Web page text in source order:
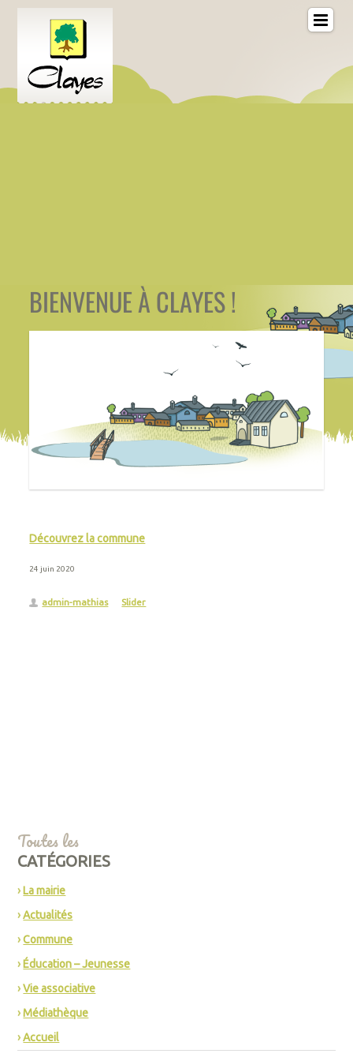
BIENVENUE À CLAYES !
Découvrez la commune
24 juin 2020
admin-mathias Slider
Toutes les
CATÉGORIES
La mairie
Actualités
Commune
Éducation – Jeunesse
Vie associative
Médiathèque
Accueil